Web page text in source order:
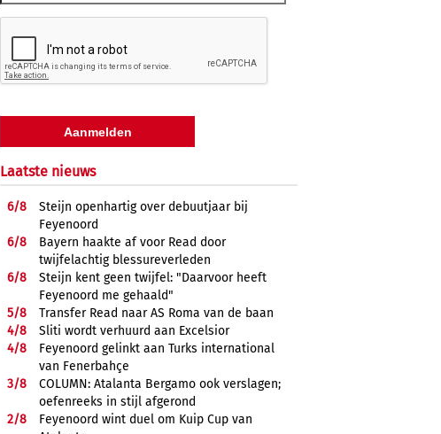
Laatste nieuws
6/8
Steijn openhartig over debuutjaar bij
Feyenoord
6/8
Bayern haakte af voor Read door
twijfelachtig blessureverleden
6/8
Steijn kent geen twijfel: "Daarvoor heeft
Feyenoord me gehaald"
5/8
Transfer Read naar AS Roma van de baan
4/8
Sliti wordt verhuurd aan Excelsior
4/8
Feyenoord gelinkt aan Turks international
van Fenerbahçe
3/8
COLUMN: Atalanta Bergamo ook verslagen;
oefenreeks in stijl afgerond
2/8
Feyenoord wint duel om Kuip Cup van